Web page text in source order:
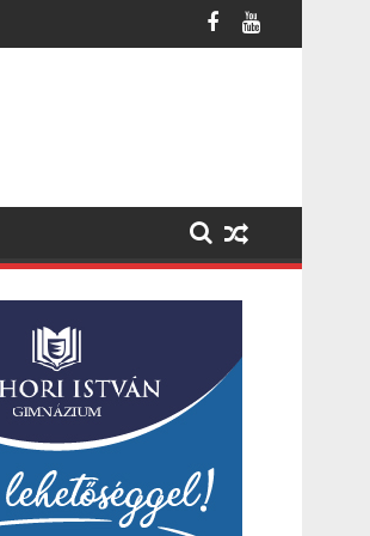
a menetrendhez képest, kimaradás is